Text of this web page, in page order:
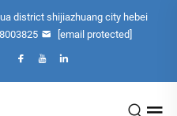
district shijiazhuang city hebei
[email protected]